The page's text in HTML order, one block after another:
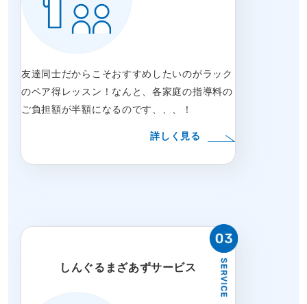
友達同士だからこそおすすめしたいのがラック
のペア得レッスン！なんと、各家庭の指導料の
ご負担額が半額になるのです、、、！
詳しく見る
しんぐるまざあずサービス